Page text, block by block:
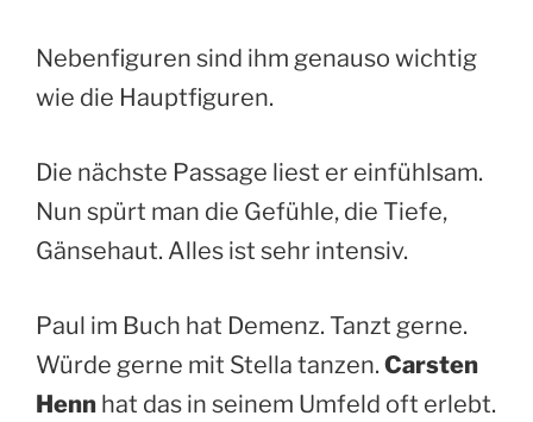
Nebenfiguren sind ihm genauso wichtig
wie die Hauptfiguren.
Die nächste Passage liest er einfühlsam.
Nun spürt man die Gefühle, die Tiefe,
Gänsehaut. Alles ist sehr intensiv.
Paul im Buch hat Demenz. Tanzt gerne.
Würde gerne mit Stella tanzen. Carsten
Henn hat das in seinem Umfeld oft erlebt.